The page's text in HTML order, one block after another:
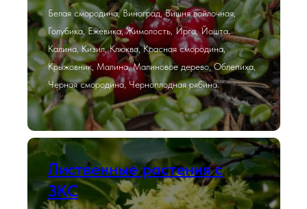
Белая смородина, Виноград, Вишня войлочная,
Голубика, Ежевика, Жимолость, Ирга, Йошта,
Калина, Кизил, Клюква, Красная смородина,
Крыжовник, Малина, Малиновое дерево, Облепиха,
Черная смородина, Черноплодная рябина.
Лиственные растения с
ЗКС